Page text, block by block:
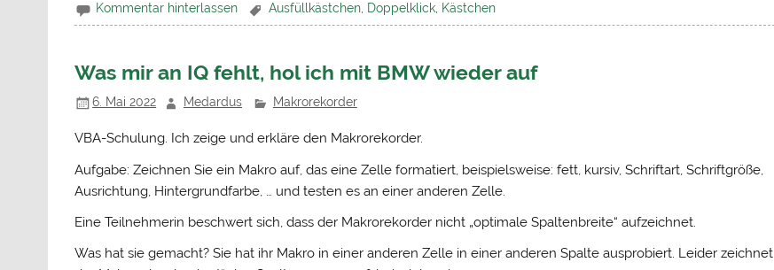
Kommentar hinterlassen Ausfüllkästchen, Doppelklick, Kästchen
Was mir an IQ fehlt, hol ich mit BMW wieder auf
6. Mai 2022 Medardus Makrorekorder
VBA-Schulung. Ich zeige und erkläre den Makrorekorder.
Aufgabe: Zeichnen Sie ein Makro auf, das eine Zelle formatiert, beispielsweise: fett, kursiv, Schriftart, Schriftgröße,
Ausrichtung, Hintergrundfarbe, … und testen es an einer anderen Zelle.
Eine Teilnehmerin beschwert sich, dass der Makrorekorder nicht „optimale Spaltenbreite“ aufzeichnet.
Was hat sie gemacht? Sie hat ihr Makro in einer anderen Zelle in einer anderen Spalte ausprobiert. Leider zeichnet